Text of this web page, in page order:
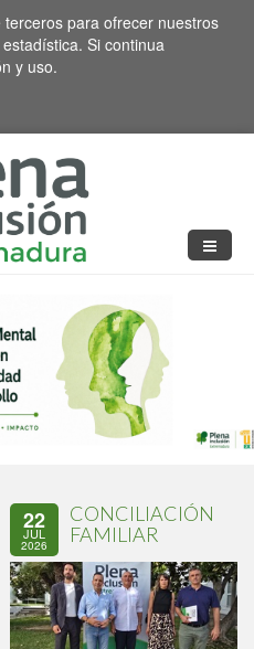
para ofrecer nuestros
Si continua
y uso.
22
JUL
2026
CONCILIACIÓN
FAMILIAR